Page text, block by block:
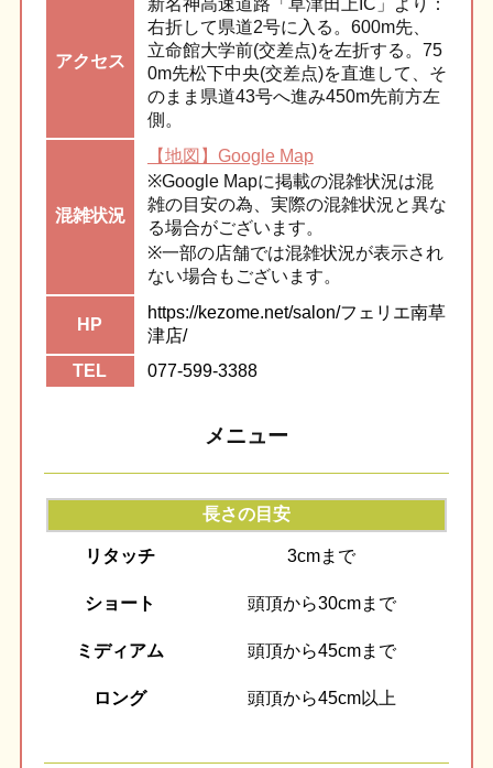
アクセス
新名神高速道路「草津田上IC」より：
右折して県道2号に入る。600m先、
立命館大学前(交差点)を左折する。75
0m先松下中央(交差点)を直進して、そ
のまま県道43号へ進み450m先前方左
側。
混雑状況
【地図】Google Map
※Google Mapに掲載の混雑状況は混
雑の目安の為、実際の混雑状況と異な
る場合がございます。
※一部の店舗では混雑状況が表示され
ない場合もございます。
HP
https://kezome.net/salon/フェリエ南草
津店/
TEL
077-599-3388
メニュー
長さの目安
リタッチ 3cmまで
ショート 頭頂から30cmまで
ミディアム 頭頂から45cmまで
ロング 頭頂から45cm以上